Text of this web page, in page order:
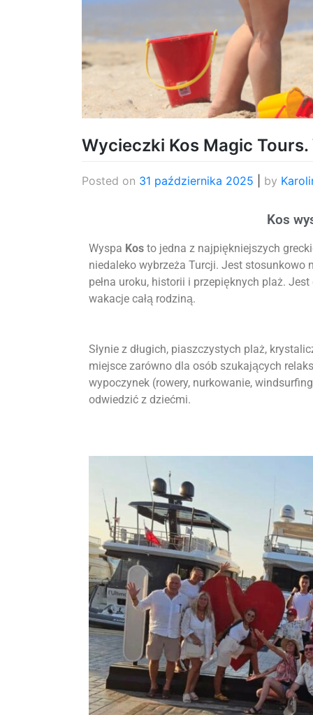
Wycieczki Kos Magic
Posted on 31 października 2025 by
Kos
Wyspa Kos to jedna z najpiękniejszych
niedaleko wybrzeża Turcji. Jest stosunkowo
pełna uroku, historii i przepięknych plaż.
wakacje całą rodziną.
Słynie z długich, piaszczystych plaż,
miejsce zarówno dla osób szukających
wypoczynek (rowery, nurkowanie,
odwiedzić z dziećmi.